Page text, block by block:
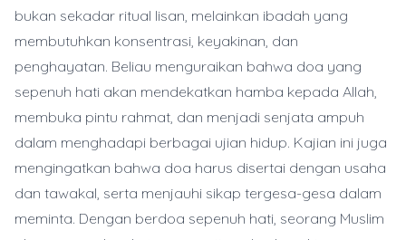
bukan sekadar ritual lisan, melainkan ibadah yang
membutuhkan konsentrasi, keyakinan, dan
penghayatan. Beliau menguraikan bahwa doa yang
sepenuh hati akan mendekatkan hamba kepada Allah,
membuka pintu rahmat, dan menjadi senjata ampuh
dalam menghadapi berbagai ujian hidup. Kajian ini juga
mengingatkan bahwa doa harus disertai dengan usaha
dan tawakal, serta menjauhi sikap tergesa-gesa dalam
meminta. Dengan berdoa sepenuh hati, seorang Muslim